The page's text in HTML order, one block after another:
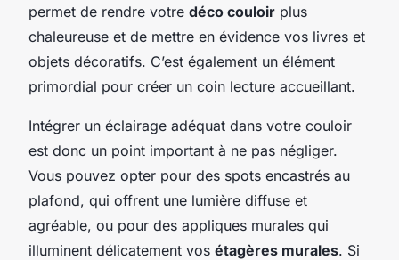
permet de rendre votre déco couloir plus
chaleureuse et de mettre en évidence vos livres et
objets décoratifs. C’est également un élément
primordial pour créer un coin lecture accueillant.
Intégrer un éclairage adéquat dans votre couloir
est donc un point important à ne pas négliger.
Vous pouvez opter pour des spots encastrés au
plafond, qui offrent une lumière diffuse et
agréable, ou pour des appliques murales qui
illuminent délicatement vos étagères murales. Si